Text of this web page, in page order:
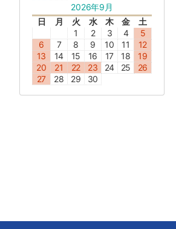
2026年9月
日
月 火 水 木 金
土
1
2 3 4
5
6
7 8 9 10 11
12
13
14 15 16 17 18
19
20
21 22 23 24 25
26
27
28 29 30